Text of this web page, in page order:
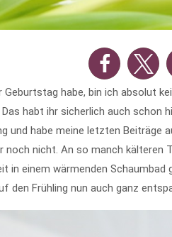
Geburtstag habe, bin ich absolut
habt ihr sicherlich auch schon
und habe meine letzten Beiträge
noch nicht. An so manch kälteren
in einem wärmenden Schaumbad
den Frühling nun auch ganz